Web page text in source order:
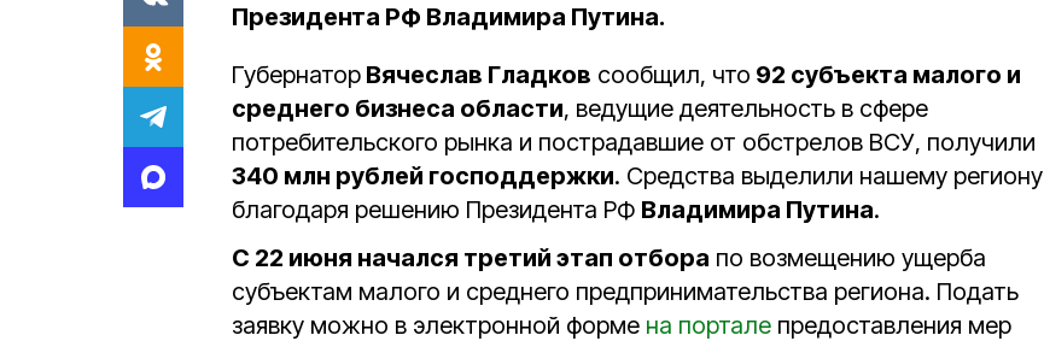
Президента РФ Владимира Путина.
Губернатор Вячеслав Гладков сообщил, что 92 субъекта малого и
среднего бизнеса области, ведущие деятельность в сфере
потребительского рынка и пострадавшие от обстрелов ВСУ, получили
340 млн рублей господдержки. Средства выделили нашему региону
благодаря решению Президента РФ Владимира Путина.
С 22 июня начался третий этап отбора по возмещению ущерба
субъектам малого и среднего предпринимательства региона. Подать
заявку можно в электронной форме на портале предоставления мер